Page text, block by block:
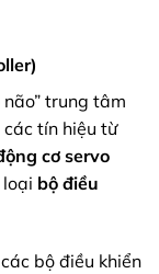
trung tâm
tín hiệu từ
cơ servo
loại bộ điều
bộ điều khiển